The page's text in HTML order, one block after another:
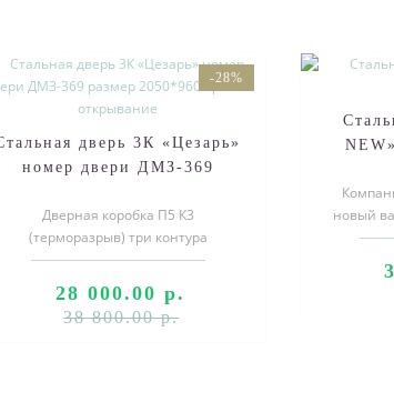
-28%
дверь 3К «Цезарь»
номер двери ДМЗ-369
открывание
Дверная коробка П5 К3
(терморазрыв) три контура
уплотнения, толщина полотна 110
28 000.00 р.
38 800.00 р.
новый